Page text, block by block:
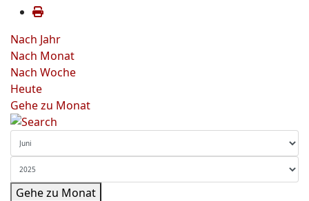
Nach Jahr
Nach Monat
Nach Woche
Heute
Gehe zu Monat
Gehe zu Monat